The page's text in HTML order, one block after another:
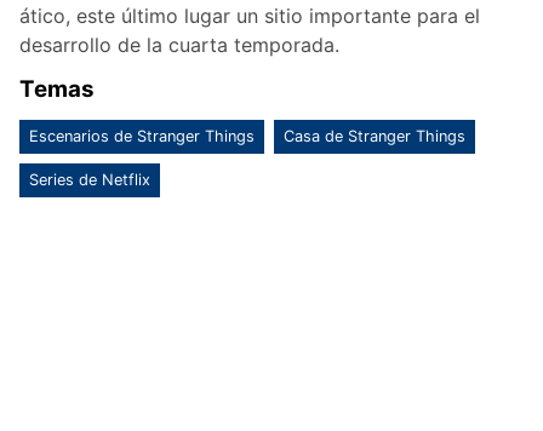
ático, este último lugar un sitio importante para el
desarrollo de la cuarta temporada.
Temas
Escenarios de Stranger Things Casa de Stranger Things
Series de Netflix